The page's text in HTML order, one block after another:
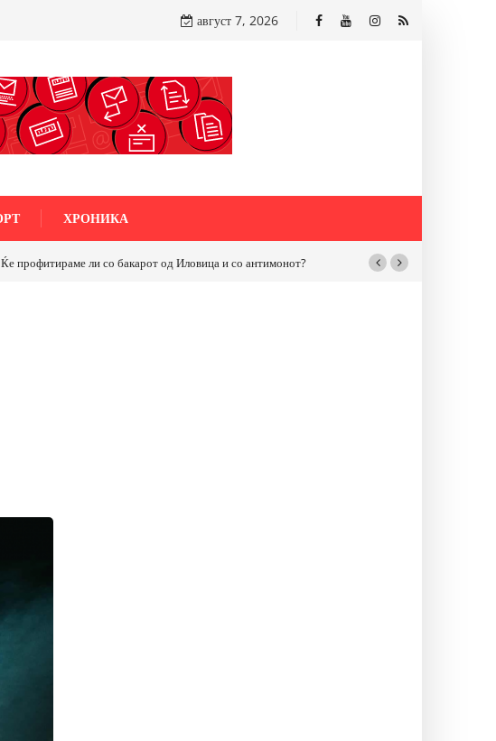
август 7, 2026
ХРОНИКА
реконструкцијата на улицата „5-ти Ноември“ во Струмица